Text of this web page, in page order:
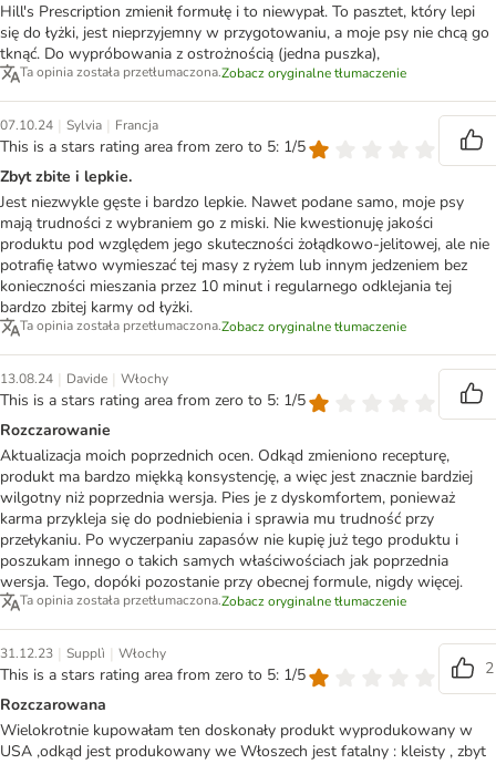
Hill's Prescription zmienił formułę i to niewypał. To pasztet, który lepi
się do łyżki, jest nieprzyjemny w przygotowaniu, a moje psy nie chcą go
tknąć. Do wypróbowania z ostrożnością (jedna puszka),
Ta opinia została przetłumaczona.Zobacz oryginalne tłumaczenie
07.10.24 | Sylvia | Francja
This is a stars rating area from zero to 5: 1/5
Zbyt zbite i lepkie.
Jest niezwykle gęste i bardzo lepkie. Nawet podane samo, moje psy
mają trudności z wybraniem go z miski. Nie kwestionuję jakości
produktu pod względem jego skuteczności żołądkowo-jelitowej, ale nie
potrafię łatwo wymieszać tej masy z ryżem lub innym jedzeniem bez
konieczności mieszania przez 10 minut i regularnego odklejania tej
bardzo zbitej karmy od łyżki.
Ta opinia została przetłumaczona.Zobacz oryginalne tłumaczenie
13.08.24 | Davide | Włochy
This is a stars rating area from zero to 5: 1/5
Rozczarowanie
Aktualizacja moich poprzednich ocen. Odkąd zmieniono recepturę,
produkt ma bardzo miękką konsystencję, a więc jest znacznie bardziej
wilgotny niż poprzednia wersja. Pies je z dyskomfortem, ponieważ
karma przykleja się do podniebienia i sprawia mu trudność przy
przełykaniu. Po wyczerpaniu zapasów nie kupię już tego produktu i
poszukam innego o takich samych właściwościach jak poprzednia
wersja. Tego, dopóki pozostanie przy obecnej formule, nigdy więcej.
Ta opinia została przetłumaczona.Zobacz oryginalne tłumaczenie
31.12.23 | Supplì | Włochy
This is a stars rating area from zero to 5: 1/5
2
Rozczarowana
Wielokrotnie kupowałam ten doskonały produkt wyprodukowany w
USA ,odkąd jest produkowany we Włoszech jest fatalny : kleisty , zbyt